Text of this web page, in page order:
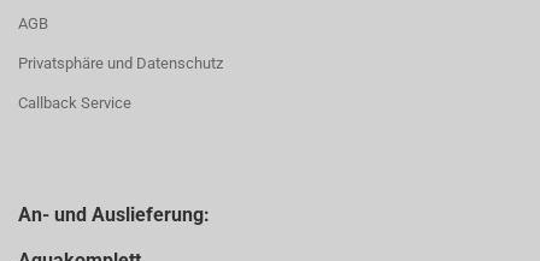
AGB
Privatsphäre und Datenschutz
Callback Service
An- und Auslieferung: